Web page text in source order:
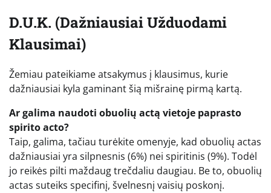
D.U.K. (Dažniausiai Užduodami
Klausimai)
Žemiau pateikiame atsakymus į klausimus, kurie
dažniausiai kyla gaminant šią mišrainę pirmą kartą.
Ar galima naudoti obuolių actą vietoje paprasto
spirito acto?
Taip, galima, tačiau turėkite omenyje, kad obuolių actas
dažniausiai yra silpnesnis (6%) nei spiritinis (9%). Todėl
jo reikės pilti maždaug trečdaliu daugiau. Be to, obuolių
actas suteiks specifinį, švelnesnį vaisių poskonį.